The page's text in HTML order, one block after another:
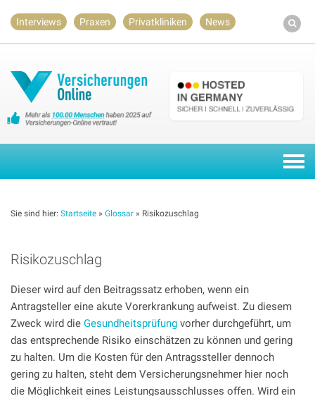
content
Interviews Praxen Privatkliniken News
Sie sind hier: Startseite » Glossar » Risikozuschlag
Risikozuschlag
Dieser wird auf den Beitragssatz erhoben, wenn ein
Antragsteller eine akute Vorerkrankung aufweist. Zu diesem
Zweck wird die Gesundheitsprüfung vorher durchgeführt, um
das entsprechende Risiko einschätzen zu können und gering
zu halten. Um die Kosten für den Antragssteller dennoch
gering zu halten, steht dem Versicherungsnehmer hier noch
die Möglichkeit eines Leistungsausschlusses offen. Wird ein